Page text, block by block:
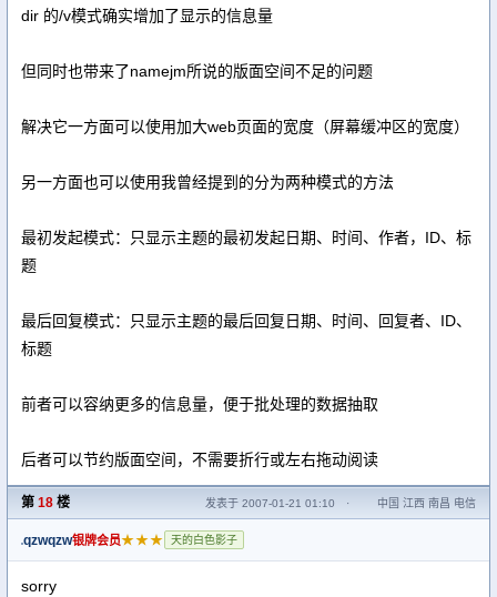
dir 的/v模式确实增加了显示的信息量
但同时也带来了namejm所说的版面空间不足的问题
解决它一方面可以使用加大web页面的宽度（屏幕缓冲区的宽度）
另一方面也可以使用我曾经提到的分为两种模式的方法
最初发起模式：只显示主题的最初发起日期、时间、作者，ID、标
题
最后回复模式：只显示主题的最后回复日期、时间、回复者、ID、
标题
前者可以容纳更多的信息量，便于批处理的数据抽取
后者可以节约版面空间，不需要折行或左右拖动阅读
第 18 楼 发表于 2007-01-21 01:10 · 中国 江西 南昌 电信
qzwqzw银牌会员★★★ 天的白色影子
sorry